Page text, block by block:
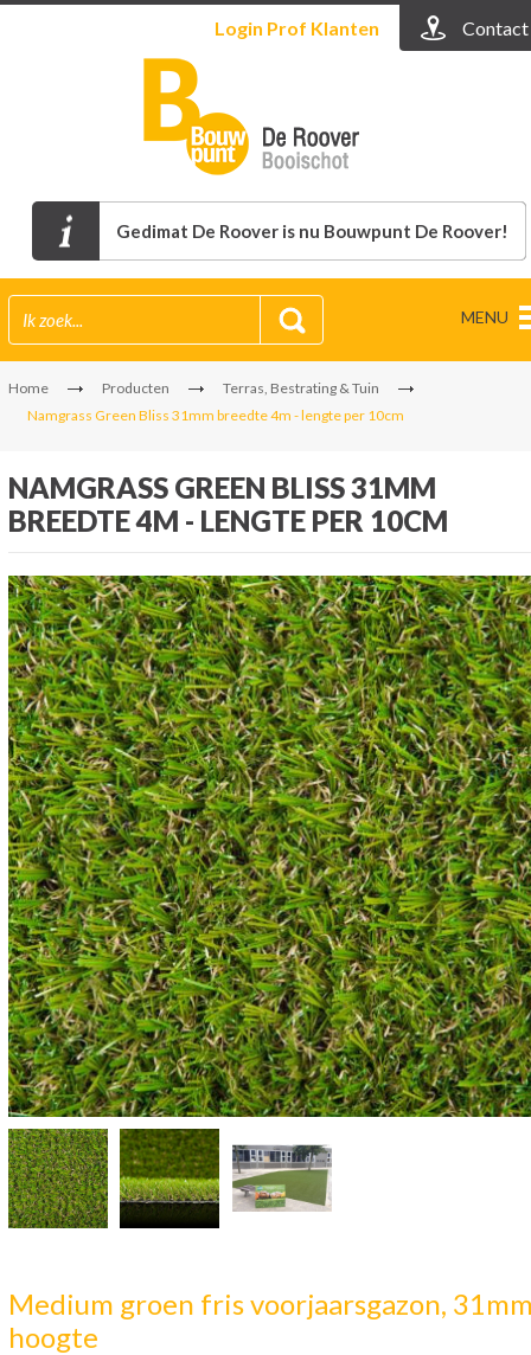
Login Prof Klanten Contact
Gedimat De Roover is nu Bouwpunt De Roover!
MENU
Home Producten
Terras, Bestrating & Tuin
Namgrass Green Bliss 31mm breedte 4m - lengte per 10cm
NAMGRASS GREEN BLISS 31MM
BREEDTE 4M - LENGTE PER 10CM
Medium groen fris voorjaarsgazon,
hoogte